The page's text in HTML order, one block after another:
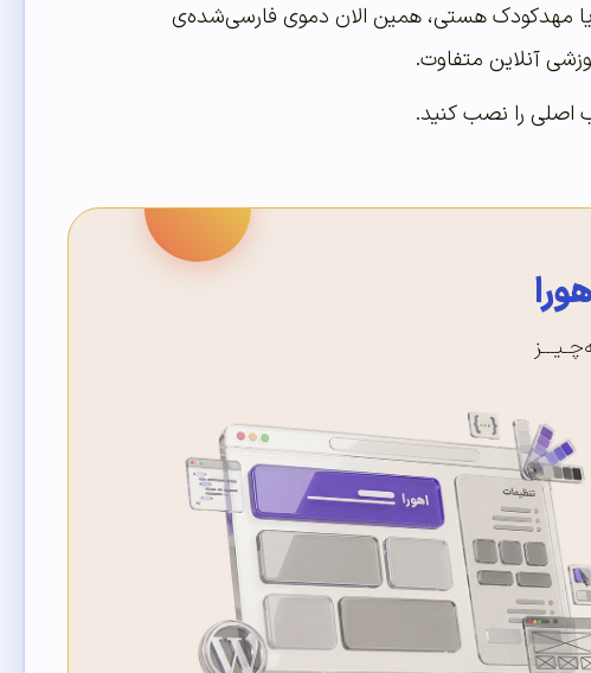
یا مهدکودک هستی، همین الان دموی فارسی‌شده‌ی
آنلاین متفاوت.
اصلی را نصب کنید.